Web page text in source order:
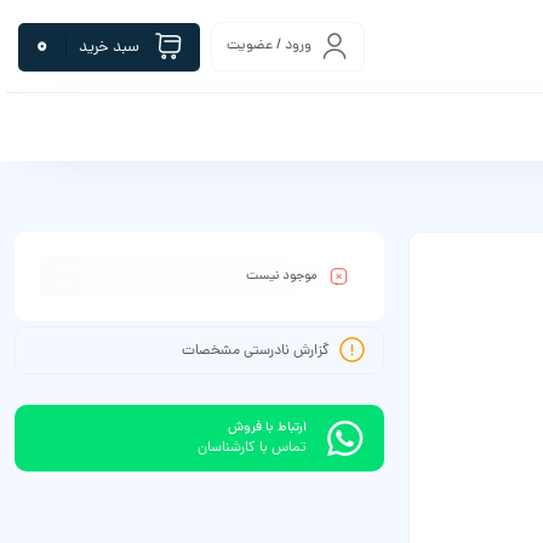
ورود / عضویت سبد خرید 0
موجود نیست
گزارش نادرستی مشخصات
ارتباط با فروش
تماس با کارشناسان